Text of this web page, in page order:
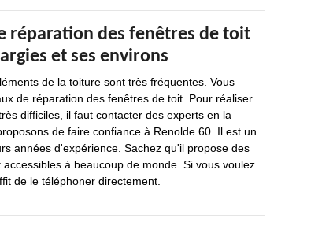
réparation des fenêtres de toit
et ses environs
de la toiture sont très fréquentes. Vous
de réparation des fenêtres de toit. Pour réaliser
difficiles, il faut contacter des experts en la
de faire confiance à Renolde 60. Il est un
années d'expérience. Sachez qu'il propose des
à beaucoup de monde. Si vous voulez
de le téléphoner directement.